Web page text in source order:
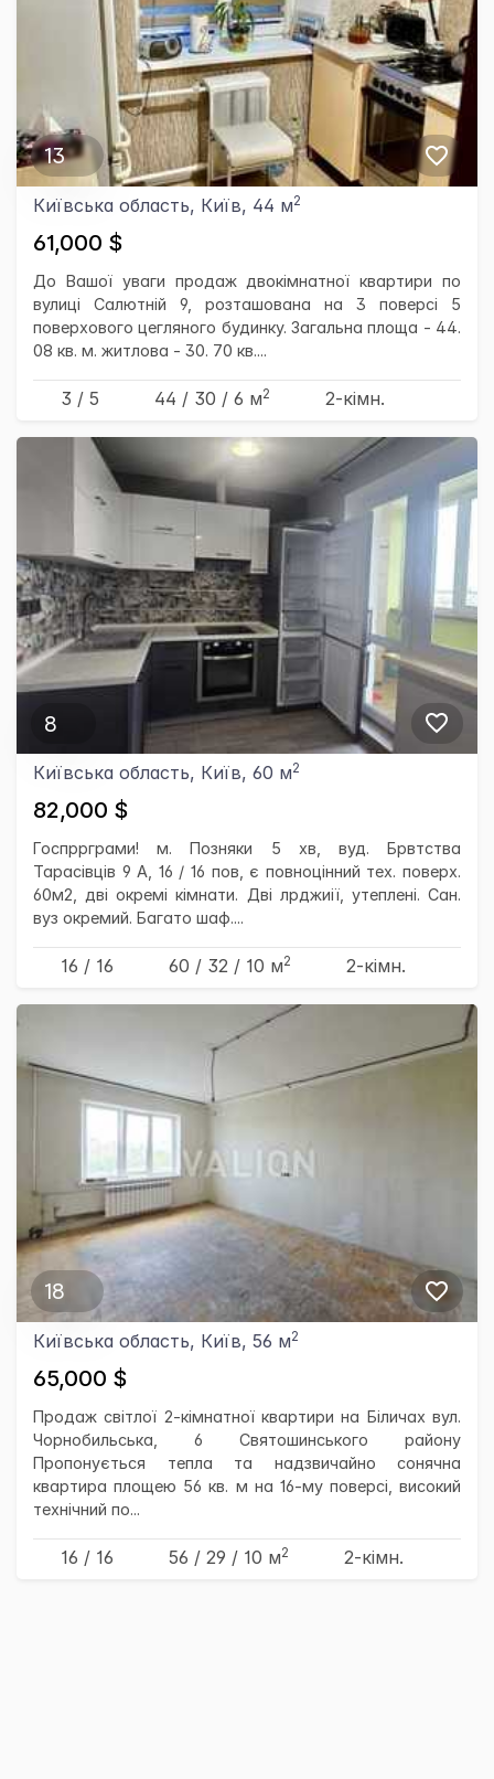
13
Київська область, Київ, 44 м2
61,000 $
До Вашої уваги продаж двокімнатної квартири по
вулиці Салютній 9, розташована на 3 поверсі 5
поверхового цегляного будинку. Загальна площа - 44.
08 кв. м. житлова - 30. 70 кв....
3 / 5 44 / 30 / 6 м2 2-кімн.
8
Київська область, Київ, 60 м2
82,000 $
Госпррграми! м. Позняки 5 хв, вуд. Брвтства
Тарасівців 9 А, 16 / 16 пов, є повноцінний тех. поверх.
60м2, дві окремі кімнати. Дві лрджиії, утеплені. Сан.
вуз окремий. Багато шаф....
16 / 16 60 / 32 / 10 м2 2-кімн.
18
Київська область, Київ, 56 м2
65,000 $
Продаж світлої 2-кімнатної квартири на Біличах вул.
Чорнобильська, 6 Святошинського району
Пропонується тепла та надзвичайно сонячна
квартира площею 56 кв. м на 16-му поверсі, високий
технічний по...
16 / 16 56 / 29 / 10 м2 2-кімн.